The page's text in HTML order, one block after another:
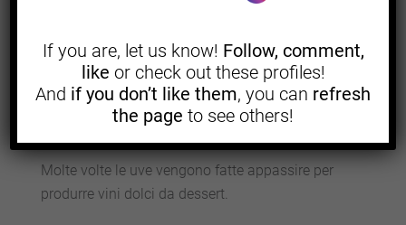
grande bevibilità, se invecchiato in botti di rovere,
guadagna un gusto caldo e vellutato, altrettanto
piacevole. Un vino rosso che ricorda una versione
meno sofficde e intensa di Syrah.
Molte volte le uve vengono fatte appassire per
produrre vini dolci da dessert.
If you are, let us know! Follow, comment,
like or check out these profiles!
And if you don’t like them, you can refresh
the page to see others!